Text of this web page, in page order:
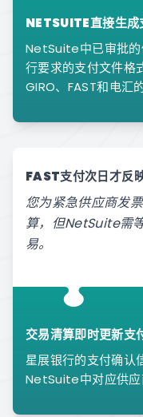
NETSUITE直接生成
NetSuite中已审批的
行要求的支付文件格
GIRO、FAST和电汇
FAST支付次日才反
您为紧急供应商发
算，但NetSuite需
易。
交易清算即时更新支
星展银行的支付确认
NetSuite中对应供应